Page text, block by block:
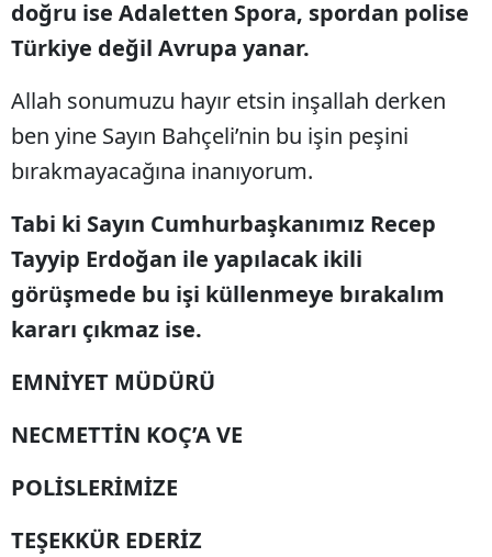
doğru ise Adaletten Spora, spordan polise
Türkiye değil Avrupa yanar.
Allah sonumuzu hayır etsin inşallah derken
ben yine Sayın Bahçeli’nin bu işin peşini
bırakmayacağına inanıyorum.
Tabi ki Sayın Cumhurbaşkanımız Recep
Tayyip Erdoğan ile yapılacak ikili
görüşmede bu işi küllenmeye bırakalım
kararı çıkmaz ise.
EMNİYET MÜDÜRÜ
NECMETTİN KOÇ’A VE
POLİSLERİMİZE
TEŞEKKÜR EDERİZ